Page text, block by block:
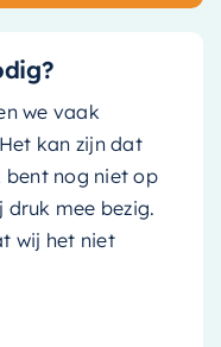
we vaak
kan zijn dat
bent nog niet op
druk mee bezig.
wij het niet